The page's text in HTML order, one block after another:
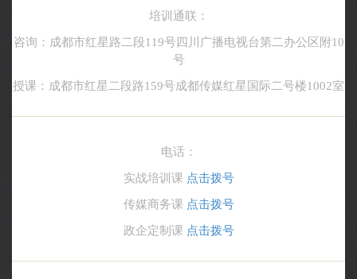
培训通联：
咨询：成都市红星路二段119号四川广播电视台第二办公区附10
号
授课：成都市红星二段路159号成都传媒红星国际二号楼1002室
电话：
实战培训课点击拨号
传媒商务课点击拨号
政企定制课点击拨号